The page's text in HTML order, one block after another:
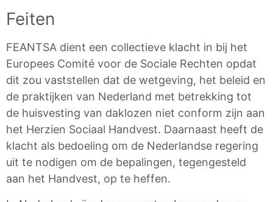
Feiten
FEANTSA dient een collectieve klacht in bij het
Europees Comité voor de Sociale Rechten opdat
dit zou vaststellen dat de wetgeving, het beleid en
de praktijken van Nederland met betrekking tot
de huisvesting van daklozen niet conform zijn aan
het Herzien Sociaal Handvest. Daarnaast heeft de
klacht als bedoeling om de Nederlandse regering
uit te nodigen om de bepalingen, tegengesteld
aan het Handvest, op te heffen.